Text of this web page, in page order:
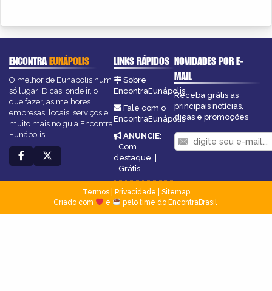
ENCONTRAEUNÁPOLIS
O melhor de Eunápolis num
só lugar! Dicas, onde ir, o
que fazer, as melhores
empresas, locais, serviços e
muito mais no guia Encontra
Eunápolis.
LINKS RÁPIDOS
Sobre
EncontraEunápolis
Fale com o
EncontraEunápolis
ANUNCIE:
Com
destaque |
Grátis
NOVIDADES POR E-
MAIL
Receba grátis as
principais notícias,
dicas e promoções
Termos| Privacidade
Sitemap
Criado com
e pelo time do EncontraBrasil